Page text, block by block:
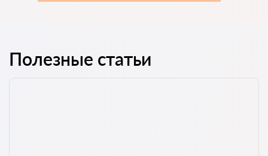
Полезные статьи